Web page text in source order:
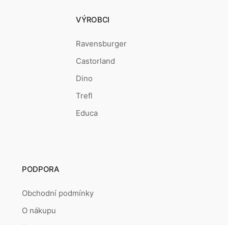
VÝROBCI
Ravensburger
Castorland
Dino
Trefl
Educa
PODPORA
Obchodní podmínky
O nákupu